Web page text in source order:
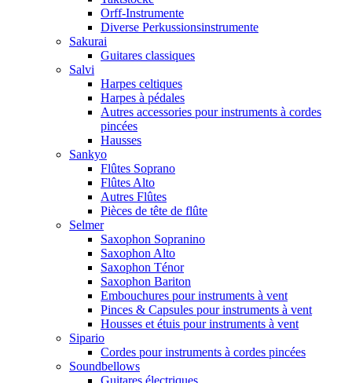
Orff-Instrumente
Diverse Perkussionsinstrumente
Sakurai
Guitares classiques
Salvi
Harpes celtiques
Harpes à pédales
Autres accessories pour instruments à cordes
pincées
Hausses
Sankyo
Flûtes Soprano
Flûtes Alto
Autres Flûtes
Pièces de tête de flûte
Selmer
Saxophon Sopranino
Saxophon Alto
Saxophon Ténor
Saxophon Bariton
Embouchures pour instruments à vent
Pinces & Capsules pour instruments à vent
Housses et étuis pour instruments à vent
Sipario
Cordes pour instruments à cordes pincées
Soundbellows
Guitares électriques